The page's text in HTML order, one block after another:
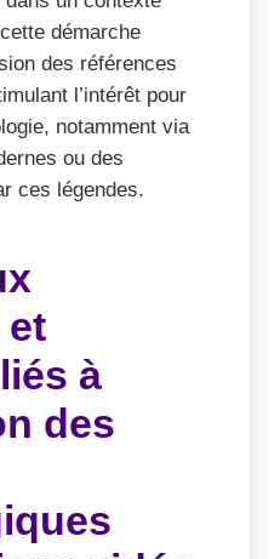
démarche
des références
l’intérêt pour
notamment via
ou des
ces légendes.
et
à
des